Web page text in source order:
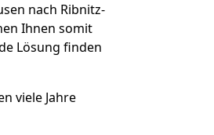
nach Ribnitz-
Ihnen somit
Lösung finden
viele Jahre